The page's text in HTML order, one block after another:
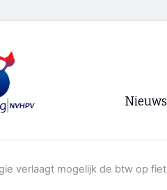
Nieuws
verlaagt mogelijk de btw op